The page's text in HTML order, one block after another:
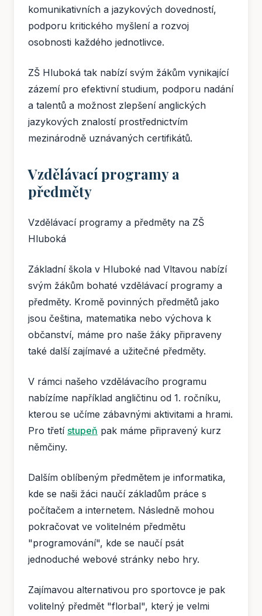
komunikativních a jazykových dovedností,
podporu kritického myšlení a rozvoj
osobnosti každého jednotlivce.
ZŠ Hluboká tak nabízí svým žákům vynikající
zázemí pro efektivní studium, podporu nadání
a talentů a možnost zlepšení anglických
jazykových znalostí prostřednictvím
mezinárodně uznávaných certifikátů.
Vzdělávací programy a
předměty
Vzdělávací programy a předměty na ZŠ
Hluboká
Základní škola v Hluboké nad Vltavou nabízí
svým žákům bohaté vzdělávací programy a
předměty. Kromě povinných předmětů jako
jsou čeština, matematika nebo výchova k
občanství, máme pro naše žáky připraveny
také další zajímavé a užitečné předměty.
V rámci našeho vzdělávacího programu
nabízíme například angličtinu od 1. ročníku,
kterou se učíme zábavnými aktivitami a hrami.
Pro třetí stupeň pak máme připravený kurz
němčiny.
Dalším oblíbeným předmětem je informatika,
kde se naši žáci naučí základům práce s
počítačem a internetem. Následně mohou
pokračovat ve volitelném předmětu
"programování", kde se naučí psát
jednoduché webové stránky nebo hry.
Zajímavou alternativou pro sportovce je pak
volitelný předmět "florbal", který je velmi